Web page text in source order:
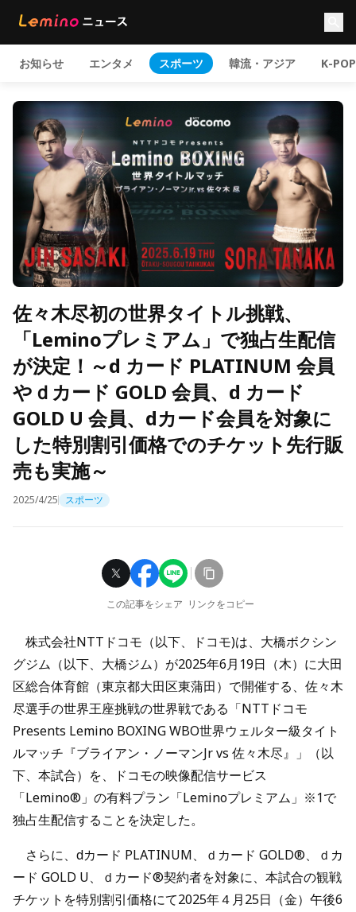
お知らせ エンタメ スポーツ 韓流・アジア K-POP
佐々木尽初の世界タイトル挑戦、
「Leminoプレミアム」で独占生配信
が決定！～d カード PLATINUM 会員
やｄカード GOLD 会員、d カード
GOLD U 会員、dカード会員を対象に
した特別割引価格でのチケット先行販
売も実施～
2025/4/25 スポーツ
この記事をシェア リンクをコピー
株式会社NTTドコモ（以下、ドコモ)は、大橋ボクシン
グジム（以下、大橋ジム）が2025年6月19日（木）に大田
区総合体育館（東京都大田区東蒲田）で開催する、佐々木
尽選手の世界王座挑戦の世界戦である「NTTドコモ
Presents Lemino BOXING WBO世界ウェルター級タイト
ルマッチ『ブライアン・ノーマンJr vs 佐々木尽』」（以
下、本試合）を、ドコモの映像配信サービス
「Lemino®」の有料プラン「Leminoプレミアム」※1で
独占生配信することを決定した。
さらに、dカード PLATINUM、ｄカード GOLD®、ｄカ
ード GOLD U、ｄカード®契約者を対象に、本試合の観戦
チケットを特別割引価格にて2025年４月25日（金）午後6